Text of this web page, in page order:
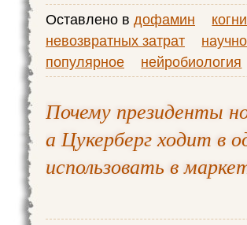
Оставлено в дофамин
невозвратных затрат
популярное
нейробиология
Почему президенты
а Цукерберг ходит в
использовать в